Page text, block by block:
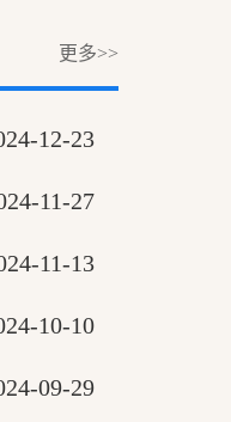
更多>>
12-23
11-27
11-13
10-10
09-29